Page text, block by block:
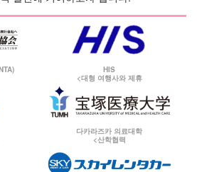
HIS
<대형 여행사와 제휴
다카라즈카 의료대학
<산학협력